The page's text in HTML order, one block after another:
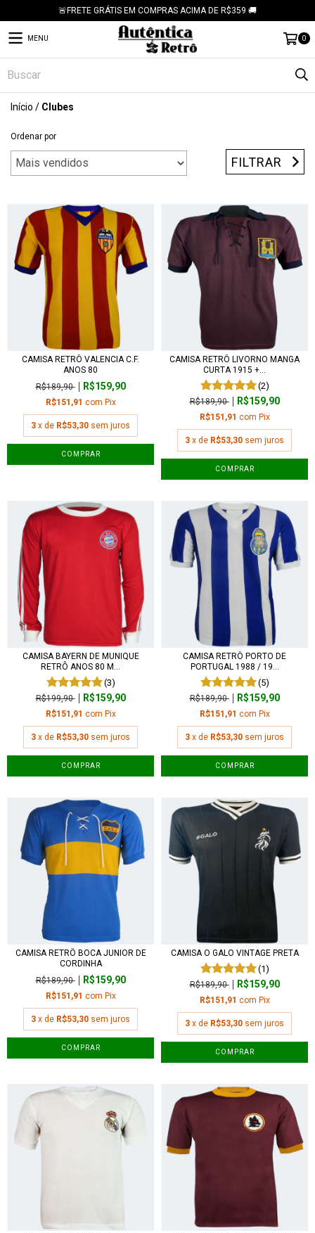
🚨FRETE GRÁTIS EM COMPRAS ACIMA DE R$359 🚚
MENU 0
Início / Clubes
Ordenar por
FILTRAR
CAMISA RETRÔ VALENCIA C.F.
ANOS 80
R$189,90
R$159,90
R$151,91 com Pix
3 x de R$53,30 sem juros
COMPRAR
CAMISA RETRÔ LIVORNO MANGA
CURTA 1915 +...
(2)
R$189,90 R$159,90
R$151,91 com Pix
3 x de R$53,30 sem juros
COMPRAR
CAMISA BAYERN DE MUNIQUE
RETRÔ ANOS 80 M...
(3)
R$199,90 R$159,90
R$151,91 com Pix
3 x de R$53,30 sem juros
COMPRAR
CAMISA RETRÔ PORTO DE
PORTUGAL 1988 / 19...
(5)
R$189,90 R$159,90
R$151,91 com Pix
3 x de R$53,30 sem juros
COMPRAR
CAMISA RETRÔ BOCA JUNIOR DE
CORDINHA
R$189,90
R$159,90
R$151,91 com Pix
3 x de R$53,30 sem juros
COMPRAR
CAMISA O GALO VINTAGE PRETA
(1)
R$189,90 R$159,90
R$151,91 com Pix
3 x de R$53,30 sem juros
COMPRAR